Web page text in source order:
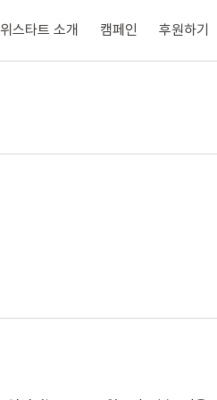
위스타트 소개 캠페인 후원하기